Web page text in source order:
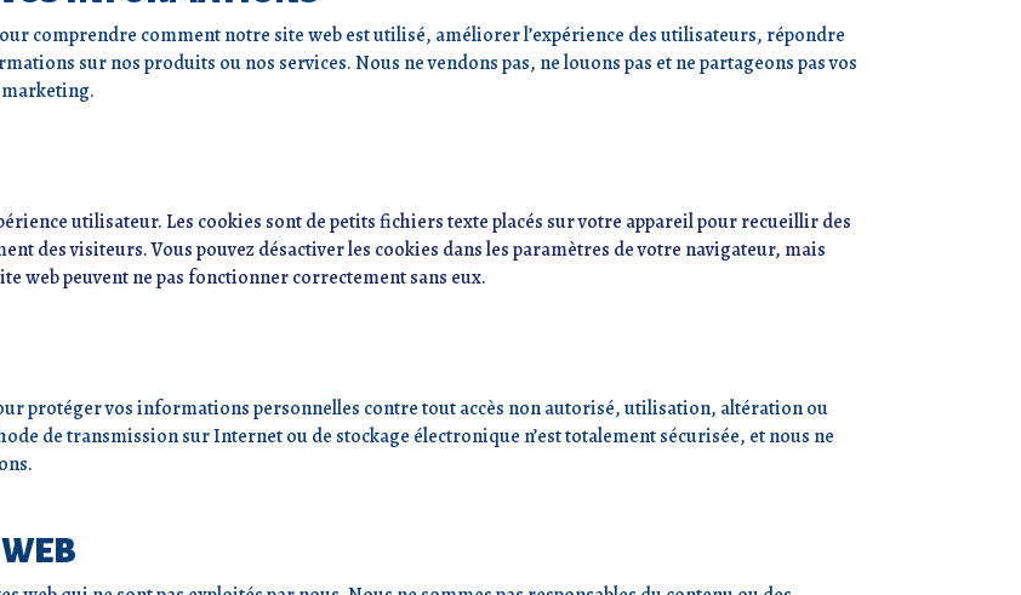
comprendre comment notre site web est utilisé, améliorer l’expérience des utilisateurs, répondre
sur nos produits ou nos services. Nous ne vendons pas, ne louons pas et ne partageons pas vos
utilisateur. Les cookies sont de petits fichiers texte placés sur votre appareil pour recueillir des
des visiteurs. Vous pouvez désactiver les cookies dans les paramètres de votre navigateur, mais
web peuvent ne pas fonctionner correctement sans eux.
protéger vos informations personnelles contre tout accès non autorisé, utilisation, altération ou
de transmission sur Internet ou de stockage électronique n’est totalement sécurisée, et nous ne